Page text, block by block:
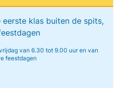
klas buiten de spits,
van 6.30 tot 9.00 uur en van
feestdagen